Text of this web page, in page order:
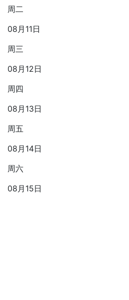
周二
08月11日
周三
08月12日
周四
08月13日
周五
08月14日
周六
08月15日